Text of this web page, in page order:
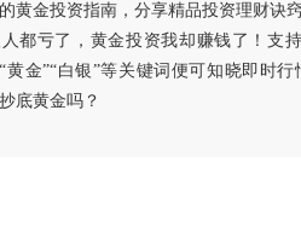
黄金投资指南，分享精品投资理财诀
都亏了，黄金投资我却赚钱了！支
黄金”“白银”等关键词便可知晓即时
底黄金吗？